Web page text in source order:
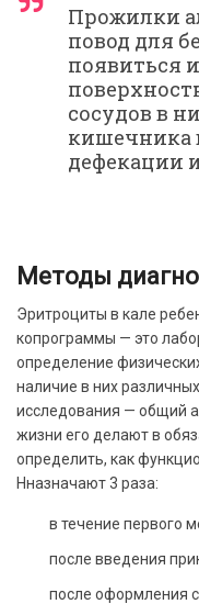
Прожилки
повод для
появиться
сосудов в
кишечника
дефекации
Методы
Эритроциты в кале
копрограммы — это
определение
наличие в них
исследования — общий
жизни его делают в
определить, как
Нназначают 3 раза:
в течение первого
после введения
после оформления